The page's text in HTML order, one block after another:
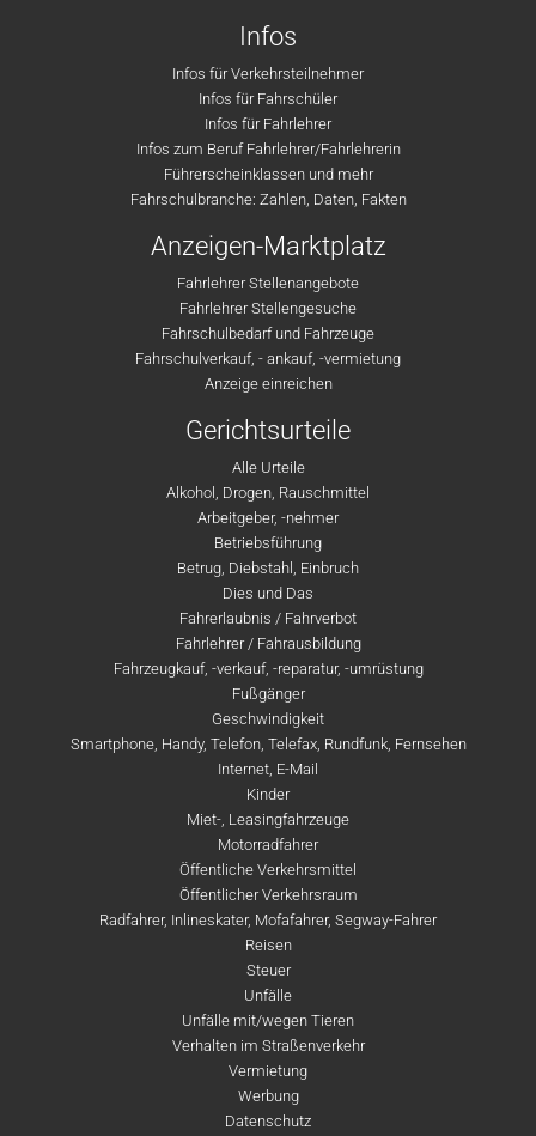
Infos
Infos für Verkehrsteilnehmer
Infos für Fahrschüler
Infos für Fahrlehrer
Infos zum Beruf Fahrlehrer/Fahrlehrerin
Führerscheinklassen und mehr
Fahrschulbranche: Zahlen, Daten, Fakten
Anzeigen-Marktplatz
Fahrlehrer Stellenangebote
Fahrlehrer Stellengesuche
Fahrschulbedarf und Fahrzeuge
Fahrschulverkauf, - ankauf, -vermietung
Anzeige einreichen
Gerichtsurteile
Alle Urteile
Alkohol, Drogen, Rauschmittel
Arbeitgeber, -nehmer
Betriebsführung
Betrug, Diebstahl, Einbruch
Dies und Das
Fahrerlaubnis / Fahrverbot
Fahrlehrer / Fahrausbildung
Fahrzeugkauf, -verkauf, -reparatur, -umrüstung
Fußgänger
Geschwindigkeit
Smartphone, Handy, Telefon, Telefax, Rundfunk, Fernsehen
Internet, E-Mail
Kinder
Miet-, Leasingfahrzeuge
Motorradfahrer
Öffentliche Verkehrsmittel
Öffentlicher Verkehrsraum
Radfahrer, Inlineskater, Mofafahrer, Segway-Fahrer
Reisen
Steuer
Unfälle
Unfälle mit/wegen Tieren
Verhalten im Straßenverkehr
Vermietung
Werbung
Datenschutz